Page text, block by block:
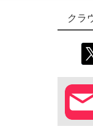
クラ